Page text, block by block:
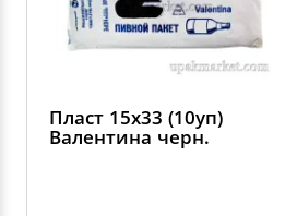
Пласт 15х33 (10уп)
Валентина черн.